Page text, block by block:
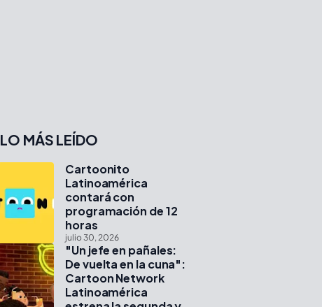
LO MÁS LEÍDO
Cartoonito
Latinoamérica
contará con
programación de 12
horas
julio 30, 2026
"Un jefe en pañales:
De vuelta en la cuna":
Cartoon Network
Latinoamérica